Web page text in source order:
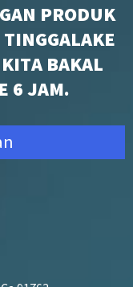
PRODUK
BAKAL
6 JAM.